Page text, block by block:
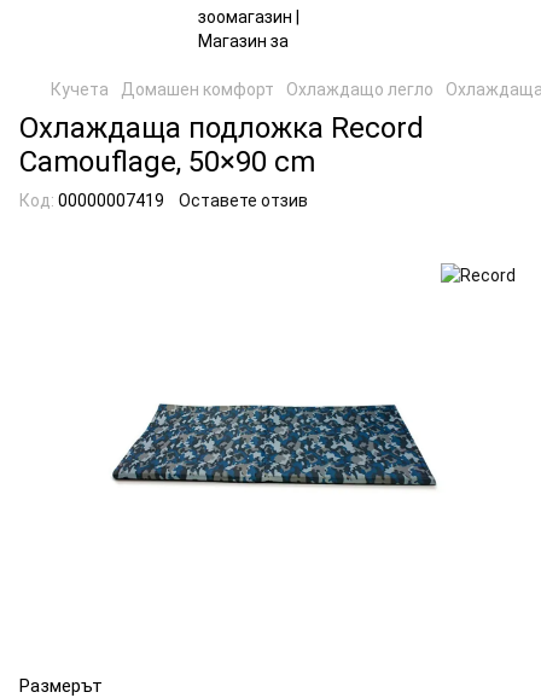
Кучета Домашен комфорт Охлаждащо легло Охлаждаща
Охлаждаща подложка Record
Camouflage, 50×90 cm
Код: 00000007419 Оставете отзив
Размерът